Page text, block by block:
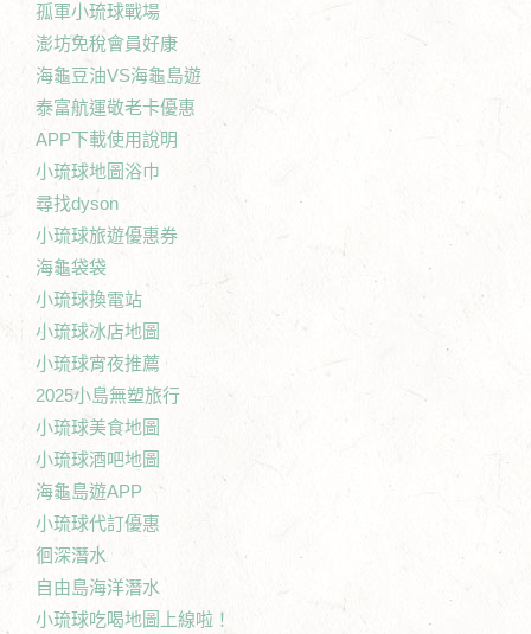
孤軍小琉球戰場
澎坊免稅會員好康
海龜豆油VS海龜島遊
泰富航運敬老卡優惠
APP下載使用說明
小琉球地圖浴巾
尋找dyson
小琉球旅遊優惠券
海龜袋袋
小琉球換電站
小琉球冰店地圖
小琉球宵夜推薦
2025小島無塑旅行
小琉球美食地圖
小琉球酒吧地圖
海龜島遊APP
小琉球代訂優惠
徊深潛水
自由島海洋潛水
小琉球吃喝地圖上線啦！